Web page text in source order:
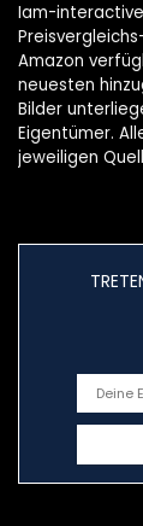
Iam-
Amazon
neuesten
Bilder
Eigentümer.
jeweiligen